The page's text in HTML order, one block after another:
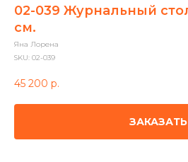
02-039 Журнальный
см.
Яна Лорена
SKU: 02-039
45 200 р.
ЗАКАЗАТЬ